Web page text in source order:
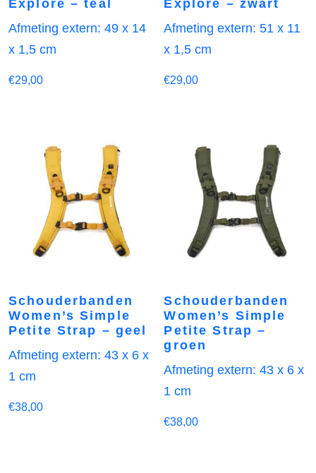
Explore – teal
Afmeting extern: 49 x 14
x 1,5 cm
€29,00
Explore – zwart
Afmeting extern: 51 x 11
x 1,5 cm
€29,00
Schouderbanden
Women’s Simple
Petite Strap – geel
Afmeting extern: 43 x 6 x
1 cm
€38,00
Schouderbanden
Women’s Simple
Petite Strap –
groen
Afmeting extern: 43 x 6 x
1 cm
€38,00